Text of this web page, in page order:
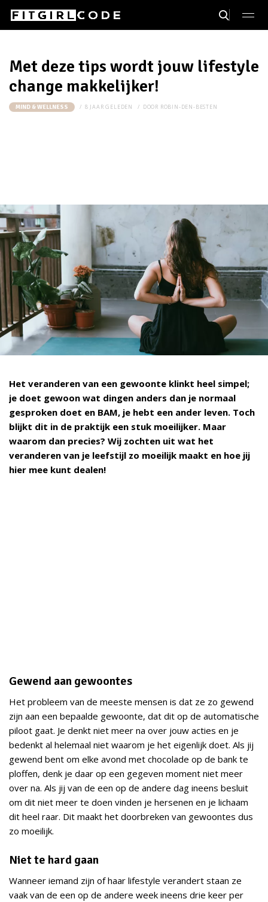
Met deze tips wordt jouw lifestyle
change makkelijker!
MIND & WELLNESS 8 JAAR GELEDEN DOOR ROBIN-DEN-BESTEN
Het veranderen van een gewoonte klinkt heel simpel;
je doet gewoon wat dingen anders dan je normaal
gesproken doet en BAM, je hebt een ander leven. Toch
blijkt dit in de praktijk een stuk moeilijker. Maar
waarom dan precies? Wij zochten uit wat het
veranderen van je leefstijl zo moeilijk maakt en hoe jij
hier mee kunt dealen!
Gewend aan gewoontes
Het probleem van de meeste mensen is dat ze zo gewend
zijn aan een bepaalde gewoonte, dat dit op de automatische
piloot gaat. Je denkt niet meer na over jouw acties en je
bedenkt al helemaal niet waarom je het eigenlijk doet. Als jij
gewend bent om elke avond met chocolade op de bank te
ploffen, denk je daar op een gegeven moment niet meer
over na. Als jij van de een op de andere dag ineens besluit
om dit niet meer te doen vinden je hersenen en je lichaam
dit heel raar. Dit maakt het doorbreken van gewoontes dus
zo moeilijk.
Niet te hard gaan
Wanneer iemand zijn of haar lifestyle verandert staan ze
vaak van de een op de andere week ineens drie keer per